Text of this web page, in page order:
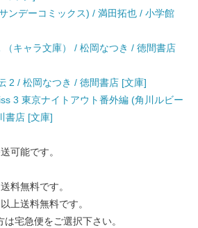
ンデーコミックス) / 満田拓也 / 小学館
キャラ文庫） / 松岡なつき / 徳間書店
2 / 松岡なつき / 徳間書店 [文庫]
3 東京ナイトアウト番外編 (角川ルビー
書店 [文庫]
可能です。
料無料です。
上送料無料です。
宅急便をご選択下さい。